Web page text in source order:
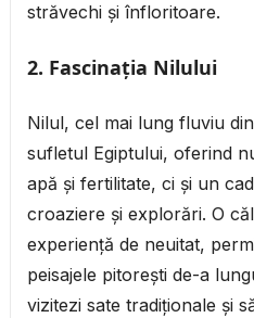
străvechi și înfloritoare.
2. Fascinația Nilului
Nilul, cel mai lung fluviu
sufletul Egiptului, oferind
apă și fertilitate, ci și un
croaziere și explorări. O
experiență de neuitat,
peisajele pitorești de-a
vizitezi sate tradiționale și